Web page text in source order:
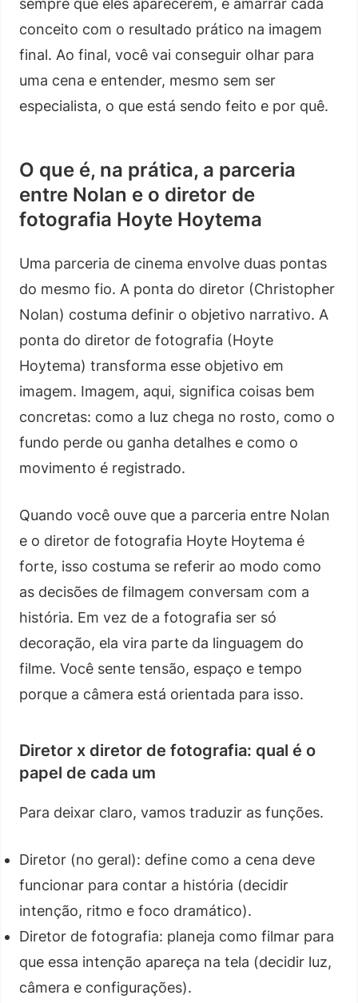
sempre que eles aparecerem, e amarrar cada
conceito com o resultado prático na imagem
final. Ao final, você vai conseguir olhar para
uma cena e entender, mesmo sem ser
especialista, o que está sendo feito e por quê.
O que é, na prática, a parceria
entre Nolan e o diretor de
fotografia Hoyte Hoytema
Uma parceria de cinema envolve duas pontas
do mesmo fio. A ponta do diretor (Christopher
Nolan) costuma definir o objetivo narrativo. A
ponta do diretor de fotografia (Hoyte
Hoytema) transforma esse objetivo em
imagem. Imagem, aqui, significa coisas bem
concretas: como a luz chega no rosto, como o
fundo perde ou ganha detalhes e como o
movimento é registrado.
Quando você ouve que a parceria entre Nolan
e o diretor de fotografia Hoyte Hoytema é
forte, isso costuma se referir ao modo como
as decisões de filmagem conversam com a
história. Em vez de a fotografia ser só
decoração, ela vira parte da linguagem do
filme. Você sente tensão, espaço e tempo
porque a câmera está orientada para isso.
Diretor x diretor de fotografia: qual é o
papel de cada um
Para deixar claro, vamos traduzir as funções.
Diretor (no geral): define como a cena deve
funcionar para contar a história (decidir
intenção, ritmo e foco dramático).
Diretor de fotografia: planeja como filmar para
que essa intenção apareça na tela (decidir luz,
câmera e configurações).